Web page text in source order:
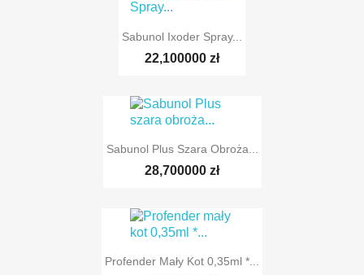
Sabunol Ixoder Spray...
22,100000 zł
Sabunol Plus Szara Obroża...
28,700000 zł
Profender Mały Kot 0,35ml *...